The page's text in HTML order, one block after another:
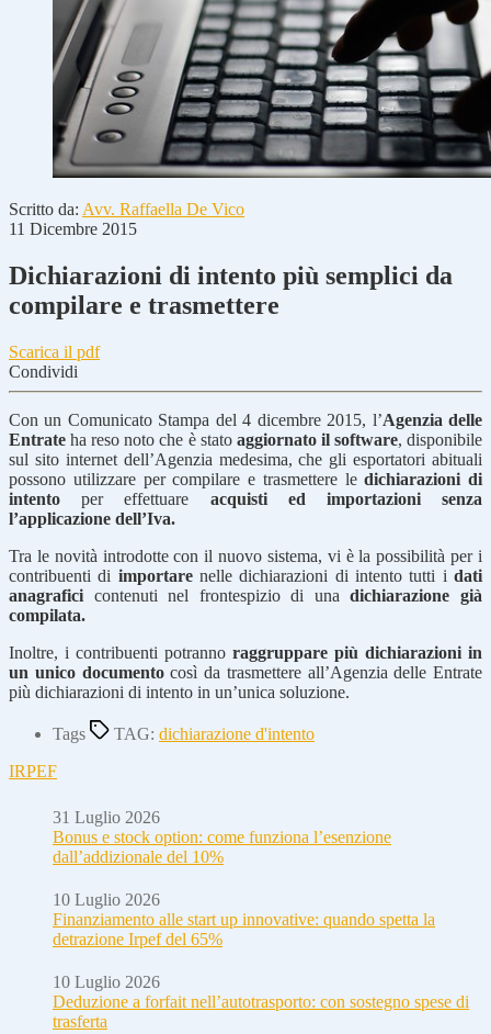
Scritto da: Avv. Raffaella De Vico
11 Dicembre 2015
Dichiarazioni di intento più semplici da
compilare e trasmettere
Scarica il pdf
Condividi
Con un Comunicato Stampa del 4 dicembre 2015, l’Agenzia delle
Entrate ha reso noto che è stato aggiornato il software, disponibile
sul sito internet dell’Agenzia medesima, che gli esportatori abituali
possono utilizzare per compilare e trasmettere ledichiarazioni di
intento per effettuare acquisti ed importazioni senza
l’applicazione dell’Iva.
Tra le novità introdotte con il nuovo sistema, vi è la possibilità per i
contribuenti di importarenelle dichiarazioni di intento tutti idati
anagrafici contenuti nel frontespizio di unadichiarazione già
compilata.
Inoltre, i contribuenti potranno raggruppare più dichiarazioni in
un unico documentocosì da trasmettere all’Agenzia delle Entrate
più dichiarazioni di intento in un’unica soluzione.
Tags TAG: dichiarazione d'intento
IRPEF
31 Luglio 2026
Bonus e stock option: come funziona l’esenzione
dall’addizionale del 10%
10 Luglio 2026
Finanziamento alle start up innovative: quando spetta la
detrazione Irpef del 65%
10 Luglio 2026
Deduzione a forfait nell’autotrasporto: con sostegno spese di
trasferta